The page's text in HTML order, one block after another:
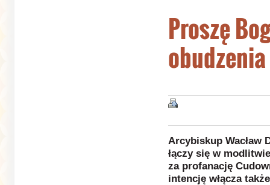
Proszę
Arcybiskup Wacław
łączy się w
za profanację
intencję włącza